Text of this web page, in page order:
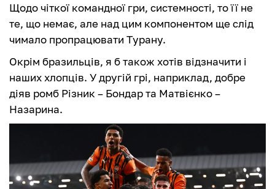
Щодо чіткої командної гри, системності, то її не
те, що немає, але над цим компонентом ще слід
чимало пропрацювати Турану.
Окрім бразильців, я б також хотів відзначити і
наших хлопців. У другій грі, наприклад, добре
діяв ромб Різник – Бондар та Матвієнко –
Назарина.